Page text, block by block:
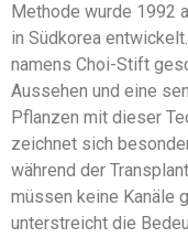
Methode wurde 1992
in Südkorea
namens Choi-Stift
Aussehen und eine
Pflanzen mit dieser
zeichnet sich
während der
müssen keine Kanäle
unterstreicht die